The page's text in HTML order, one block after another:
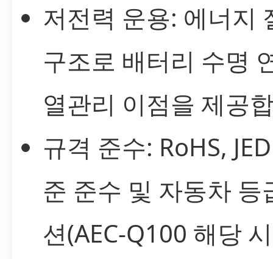
저전력 운용: 에너지
구조로 배터리 수명
열관리 이점을 제공
규격 준수: RoHS,
준 준수 및 자동차 등
션(AEC-Q100 해당